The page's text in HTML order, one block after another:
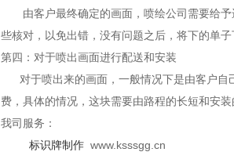
由客户最终确定的画面，喷绘公司需要给予
些核对，以免出错，没有问题之后，将下的单子
第四：对于喷出画面进行配送和安装
对于喷出来的画面，一般情况下是由客户自
费，具体的情况，这块需要由路程的长短和安
我司服务：
标识牌制作 www.ksssgg.cn